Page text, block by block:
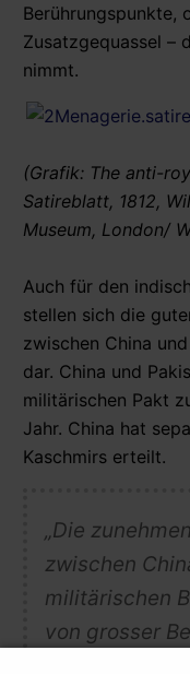
Berührungspunkte,
Zusatzgequassel –
nimmt.
(Grafik: The anti-
Satireblatt, 1812,
Museum, London/
Auch für den
stellen sich die
zwischen China
dar. China und
militärischen Pakt
Jahr. China hat
Kaschmirs erteilt.
„Die
zwischen
militärischen
von grosser